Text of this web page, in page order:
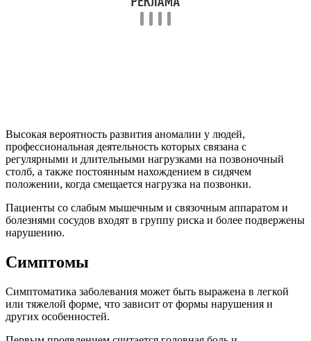
Высокая вероятность развития аномалии у людей,
профессиональная деятельность которых связана с
регулярными и длительными нагрузками на позвоночный
столб, а также постоянным нахождением в сидячем
положении, когда смещается нагрузка на позвонки.
Пациенты со слабым мышечным и связочным аппаратом и
болезнями сосудов входят в группу риска и более подвержены
нарушению.
Симптомы
Симптоматика заболевания может быть выражена в легкой
или тяжелой форме, что зависит от формы нарушения и
других особенностей.